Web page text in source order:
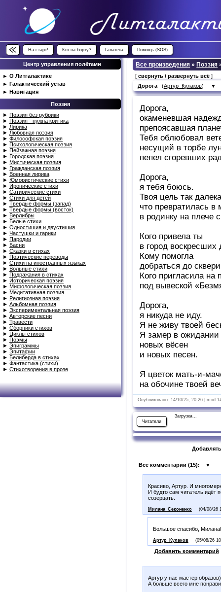
На старт! Кто на борту? Галатека Помощь (SOS)
Центр управления полётами
► О Литгалактике
► Галактический устав
► Навигация
Поэзия
► Поэзия без рубрики
► Поэзия - нужна критика
► Лирика
► Любовная поэзия
► Философская поэзия
► Психологическая поэзия
► Пейзажная поэзия
► Городская поэзия
► Мистическая поэзия
► Гражданская поэзия
► Военная лирика
► Юмористические стихи
► Иронические стихи
► Сатирические стихи
► Стихи для детей
► Твердые формы (запад)
► Твердые формы (восток)
► Верлибры
► Белые стихи
► Одностишия и двустишия
► Частушки и гарики
► Пародии
► Басни
► Сказки в стихах
► Поэтические переводы
► Стихи на иностранных языках
► Вольные стихи
► Подражания в стихах
► Историческая поэзия
► Мифологическая поэзия
► Медитативная поэзия
► Религиозная поэзия
► Альбомная поэзия
► Экспериментальная поэзия
► Авторские песни
► Травести
► Сборники стихов
►
Циклы стихов
► Поэмы
► Эпиграммы
► Эпитафии
► Белиберда в стихах
► Фантастика (стихи)
► Стихотворения в прозе
Все произведения » Поэзия
[свернуть / развернуть всё ]
Дорога (Артур_Кулаков) ▼
Дорога,
окаменевшая
препоясавшая
Тебя облюбовал
несущий в торбе
пепел сгоревших
Дорога,
я тебя боюсь.
Твоя цель так
что превратилась в
в родинку на плече
Кого привела ты
в город воскресших
Кому помогла
добраться до
Кого пригласила на
под вывеской
Дорога,
я никуда не иду.
Я не живу твоей
Я замер в ожидании
новых вёсен
и новых песен.
Я цветок мать-и-
на обочине твоей
Опубликовано: 14/10/25, 20:26 | mod
Читатели
Загрузка...
Все комментарии (15): ▼
Красиво, Артур. И
И будто сам читатель идёт
созерцать.
Милана_Секоненко (04/08/26
Большое спасибо, Милана!
Артур_Кулаков (05/08/26
Добавить комментарий
Артур у нас мастер образов)
А больше всего мне